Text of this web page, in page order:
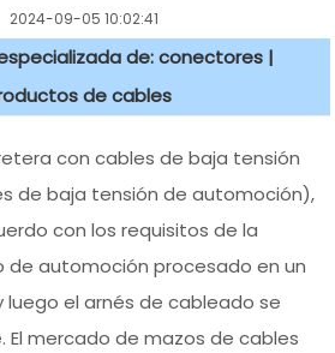
2024-09-05 10:02:41
de: conectores |
de cables
con cables de baja tensión
de baja tensión de automoción),
con los requisitos de la
de automoción procesado en un
luego el arnés de cableado se
El mercado de mazos de cables